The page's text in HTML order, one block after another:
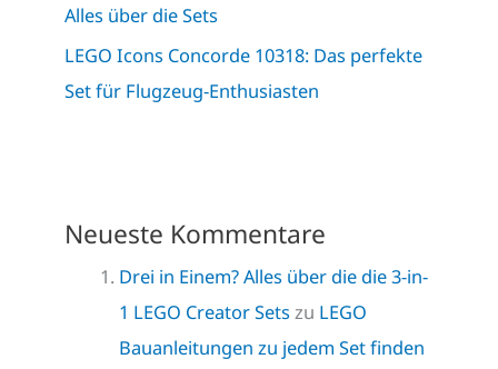
Alles über die Sets
LEGO Icons Concorde 10318: Das perfekte
Set für Flugzeug-Enthusiasten
Neueste Kommentare
Drei in Einem? Alles über die die 3-in-
1 LEGO Creator Sets zu LEGO
Bauanleitungen zu jedem Set finden